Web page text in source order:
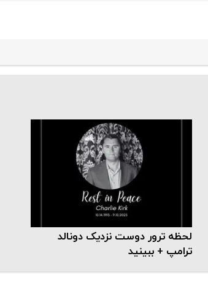
لحظه ترور دوست نزدیک دونالد
ترامپ + ببینید